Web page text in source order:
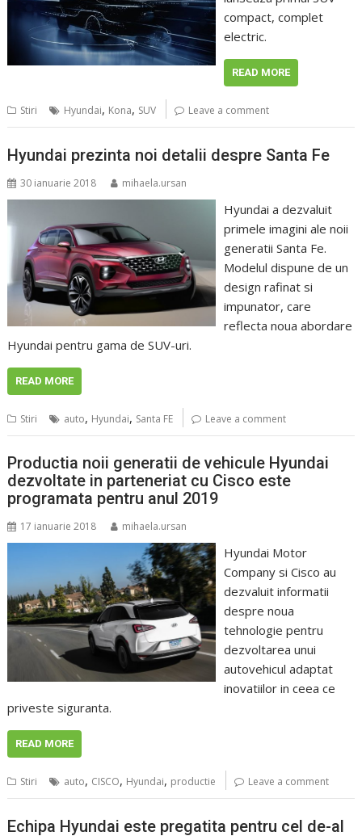
compact, complet
electric.
READ MORE
Stiri Hyundai, Kona, SUV Leave a comment
Hyundai prezinta noi detalii despre Santa Fe
30 ianuarie 2018 mihaela.ursan
Hyundai a dezvaluit
primele imagini ale noii
generatii Santa Fe.
Modelul dispune de un
design rafinat si
impunator, care
reflecta noua abordare
Hyundai pentru gama de SUV-uri.
READ MORE
Stiri auto, Hyundai, Santa FE Leave a comment
Productia noii generatii de vehicule Hyundai
dezvoltate in parteneriat cu Cisco este
programata pentru anul 2019
17 ianuarie 2018 mihaela.ursan
Hyundai Motor
Company si Cisco au
dezvaluit informatii
despre noua
tehnologie pentru
dezvoltarea unui
autovehicul adaptat
inovatiilor in ceea ce
priveste siguranta.
READ MORE
Stiri auto, CISCO, Hyundai, productie Leave a comment
Echipa Hyundai este pregatita pentru cel de-al